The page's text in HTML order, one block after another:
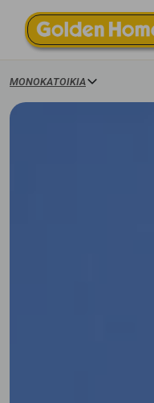
ΜΟΝΟΚΑΤΟΙΚΊΑ